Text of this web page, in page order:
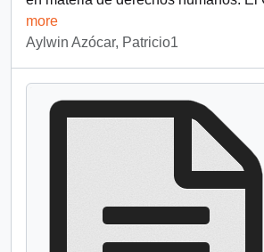
more
Aylwin Azócar, Patricio1